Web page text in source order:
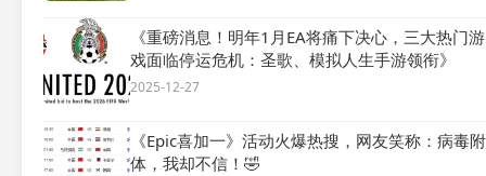
《重磅消息！明年1月EA将痛下决心，三大热门游
戏面临停运危机：圣歌、模拟人生手游领衔》
2025-12-27
《Epic喜加一》活动火爆热搜，网友笑称：病毒附
体，我却不信！🤣